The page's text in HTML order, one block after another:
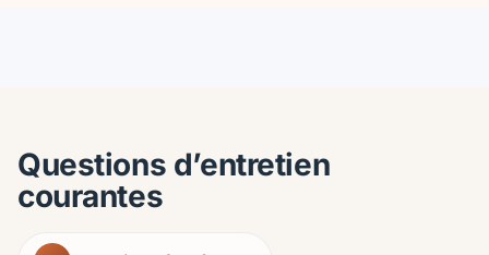
Questions d’entretien
courantes